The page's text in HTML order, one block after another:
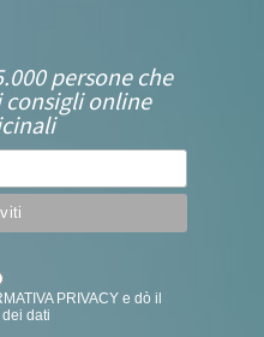
persone che
online
PRIVACY e dò il
dati